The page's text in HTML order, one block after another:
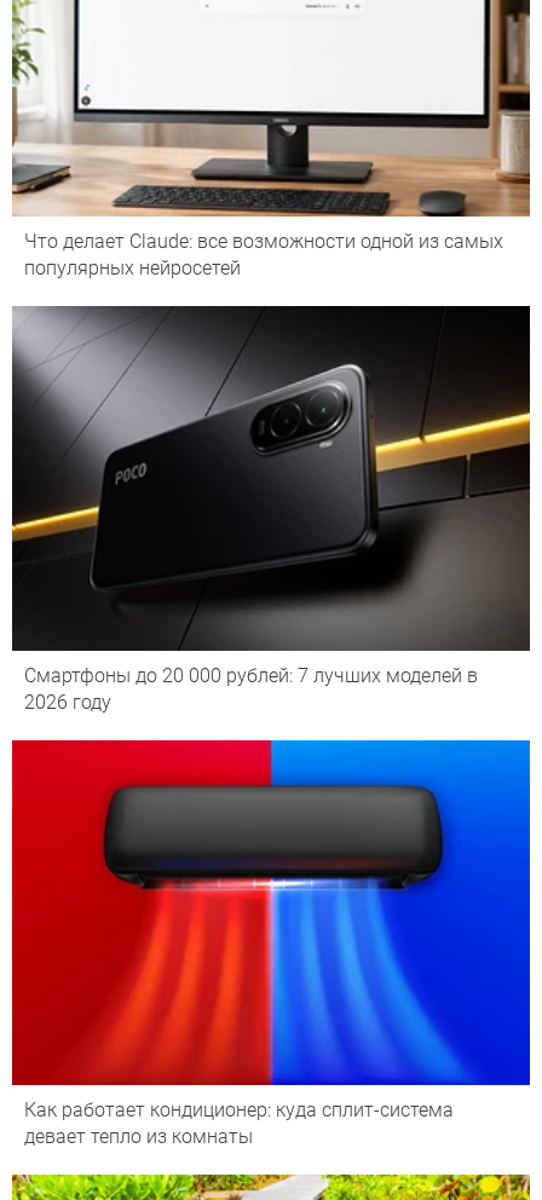
Что делает Сlaude: все возможности одной из самых
популярных нейросетей
Смартфоны до 20 000 рублей: 7 лучших моделей в
2026 году
Как работает кондиционер: куда сплит-система
девает тепло из комнаты